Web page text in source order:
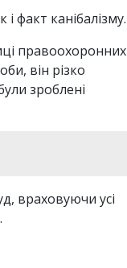
факт канібалізму.
правоохоронних
він різко
зроблені
враховуючи усі